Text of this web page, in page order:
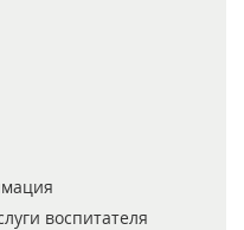
воспитателя